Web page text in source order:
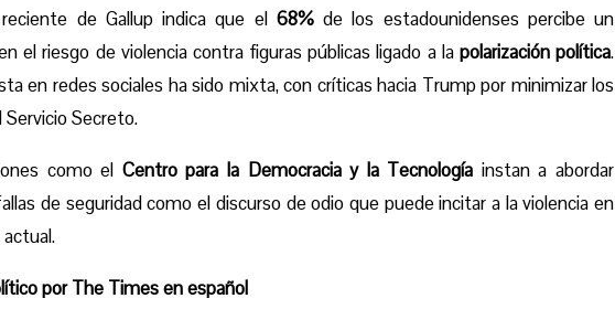
de Gallup indica que el 68%de los estadounidenses percibe un
el riesgo de violencia contra figuras públicas ligado a la polarización política.
en redes sociales ha sido mixta, con críticas hacia Trump por minimizar los
Servicio Secreto.
como el Centro para la Democracia y la Tecnología instan a abordar
de seguridad como el discurso de odio que puede incitar a la violencia en
por The Times en español